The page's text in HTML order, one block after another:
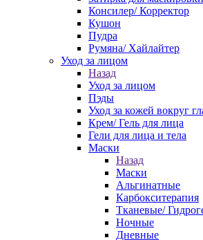
Консилер/ Корректор
Кушон
Пудра
Румяна/ Хайлайтер
Уход за лицом
Назад
Уход за лицом
Пэды
Уход за кожей вокруг
Крем/ Гель для лица
Гели для лица и тела
Маски
Назад
Маски
Альгинатные
Карбокситерапия
Тканевые/
Ночные
Дневные